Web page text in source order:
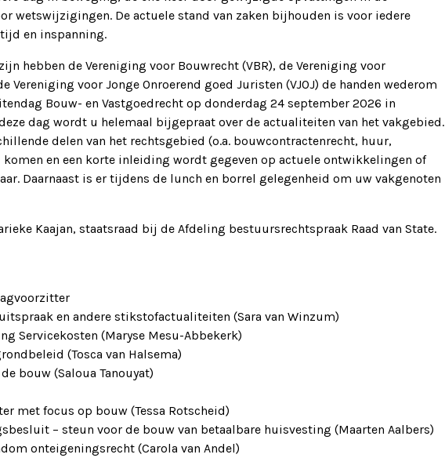
wetswijzigingen. De actuele stand van zaken bijhouden is voor iedere
en inspanning.
hebben de Vereniging voor Bouwrecht (VBR), de Vereniging voor
Vereniging voor Jonge Onroerend goed Juristen (VJOJ) de handen wederom
Bouw- en Vastgoedrecht op donderdag 24 september 2026 in
dag wordt u helemaal bijgepraat over de actualiteiten van het vakgebied.
delen van het rechtsgebied (o.a. bouwcontractenrecht, huur,
en een korte inleiding wordt gegeven op actuele ontwikkelingen of
Daarnaast is er tijdens de lunch en borrel gelegenheid om uw vakgenoten
Kaajan, staatsraad bij de Afdeling bestuursrechtspraak Raad van State.
en andere stikstofactualiteiten (Sara van Winzum)
Servicekosten (Maryse Mesu-Abbekerk)
(Tosca van Halsema)
bouw (Saloua Tanouyat)
met focus op bouw (Tessa Rotscheid)
– steun voor de bouw van betaalbare huisvesting (Maarten Aalbers)
onteigeningsrecht (Carola van Andel)